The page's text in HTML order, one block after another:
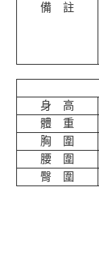
備 註
身 高
體 重
胸 圍
腰 圍
臀 圍